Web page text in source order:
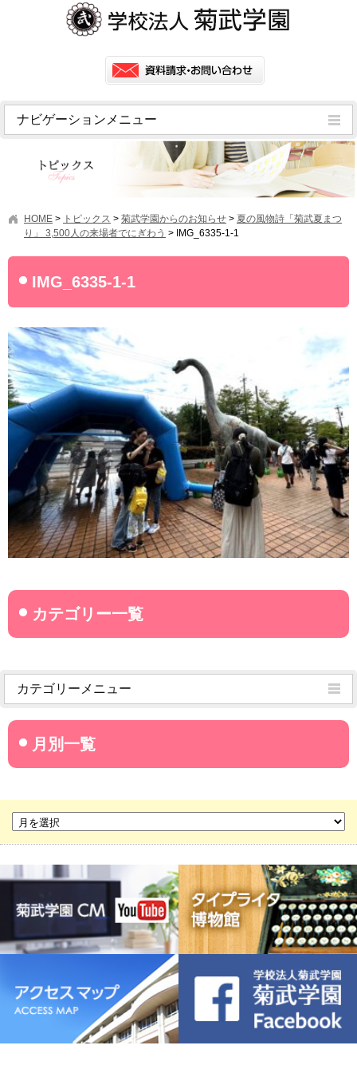
ナビゲーションメニュー
アクセス
情報公開
学園ニュース
オープンキャンパス・行事
HOME > トピックス > 菊武学園からのお知らせ > 夏の風物詩「菊武夏まつ
り」 3,500人の来場者でにぎわう > IMG_6335-1-1
IMG_6335-1-1
カテゴリーメニュー
菊武学園からのお知らせ
名古屋産業大学
菊華高等学校
菊武ビジネス専門学校
名古屋ウェディング＆フラワー・ビューティ学院
菊武幼稚園
稲葉保育園